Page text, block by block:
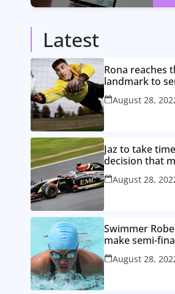
Latest
Rona reaches
landmark to
closer to the title
August 28,
Jaz to take
decision that
game
August 28,
Swimmer
make semi-
August 28,